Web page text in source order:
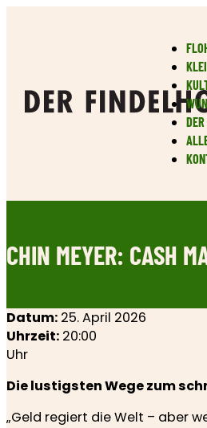
CHIN MEYER: CASH
Datum: 25. April 2026
Uhrzeit: 20:00
Uhr
Die lustigsten Wege zum
„Geld regiert die Welt – aber